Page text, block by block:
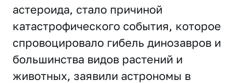
астeроида, стало причиной
катастрофического события, которое
спровоцировало гибель динозавров и
большинства видов растений и
животных, заявили астрономы в